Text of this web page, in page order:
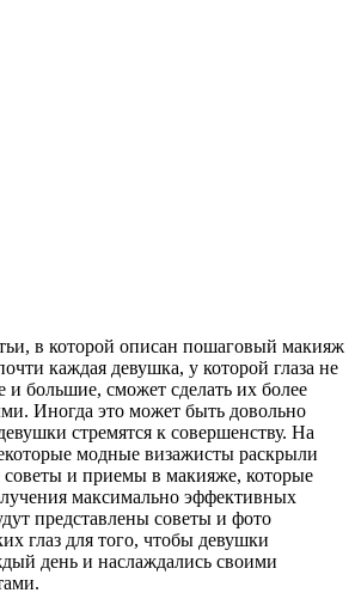
в которой описан пошаговый макияж
каждая девушка, у которой глаза не
и большие, сможет сделать их более
Иногда это может быть довольно
стремятся к совершенству. На
модные визажисты раскрыли
и приемы в макияже, которые
максимально эффективных
представлены советы и фото
глаз для того, чтобы девушки
день и наслаждались своими